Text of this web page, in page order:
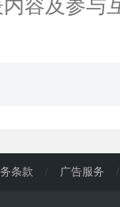
条款 / 广告服务 /